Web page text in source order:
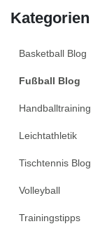
Kategorien
Basketball Blog
Fußball Blog
Handballtraining
Leichtathletik
Tischtennis Blog
Volleyball
Trainingstipps